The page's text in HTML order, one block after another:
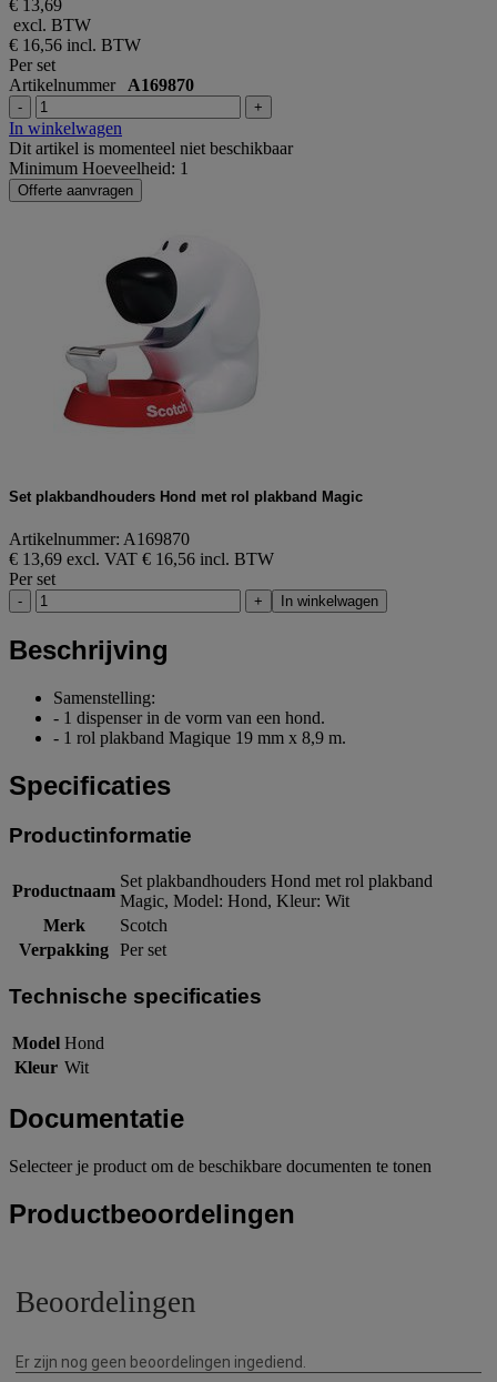
€ 13,69
excl. BTW
€ 16,56 incl. BTW
Per set
Artikelnummer A169870
- +
In winkelwagen
Dit artikel is momenteel niet beschikbaar
Minimum Hoeveelheid: 1
Offerte aanvragen
Set plakbandhouders Hond met rol plakband Magic
Artikelnummer: A169870
€ 13,69 excl. VAT € 16,56 incl. BTW
Per set
- + In winkelwagen
Beschrijving
Samenstelling:
- 1 dispenser in de vorm van een hond.
- 1 rol plakband Magique 19 mm x 8,9 m.
Specificaties
Productinformatie
Productnaam
Set plakbandhouders Hond met rol plakband
Magic, Model: Hond, Kleur: Wit
Merk
Scotch
Verpakking Per set
Technische specificaties
Model Hond
Kleur Wit
Documentatie
Selecteer je product om de beschikbare documenten te tonen
Productbeoordelingen